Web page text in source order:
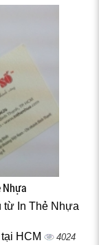
Nhựa
từ In Thẻ Nhựa
HCM 4024